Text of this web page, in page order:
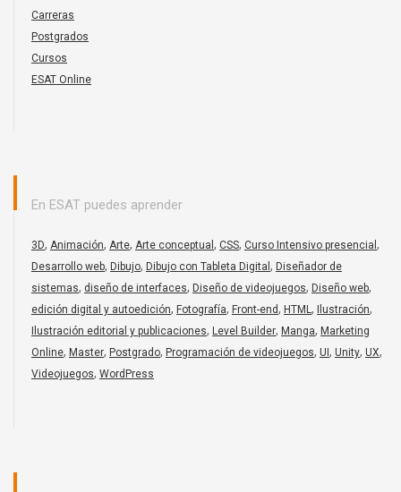
Carreras
Postgrados
Cursos
ESAT Online
En ESAT puedes aprender
3D, Animación, Arte, Arte conceptual , CSS, Curso Intensivo presencial ,
Desarrollo web, Dibujo, Dibujo con Tableta Digital , Diseñador de
sistemas, diseño de interfaces, Diseño de videojuegos, Diseño web,
edición digital y autoedición, Fotografía, Front-end, HTML, Ilustración,
Ilustración editorial y publicaciones, Level Builder, Manga, Marketing
Online, Master, Postgrado, Programación de videojuegos, UI, Unity, UX,
Videojuegos, WordPress